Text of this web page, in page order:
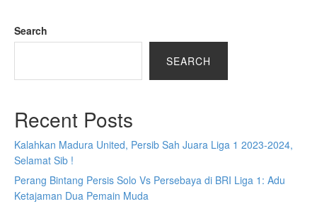
Search
SEARCH
Recent Posts
Kalahkan Madura United, Persib Sah Juara Liga 1 2023-2024,
Selamat Sib !
Perang Bintang Persis Solo Vs Persebaya di BRI Liga 1: Adu
Ketajaman Dua Pemain Muda